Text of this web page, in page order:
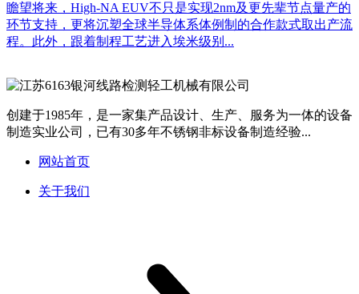
瞻望将来，High-NA EUV不只是实现2nm及更先辈节点量产的
环节支持，更将沉塑全球半导体系体例制的合作款式取出产流
程。此外，跟着制程工艺进入埃米级别...
创建于1985年，是一家集产品设计、生产、服务为一体的设备
制造实业公司，已有30多年不锈钢非标设备制造经验...
网站首页
关于我们